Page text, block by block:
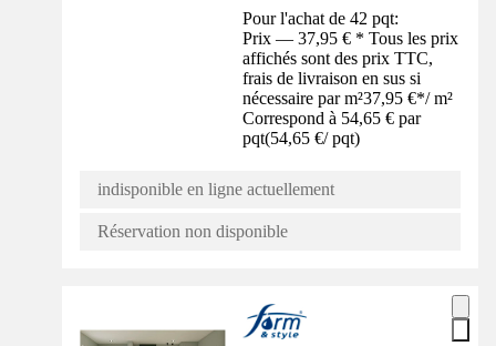
Pour l'achat de 42 pqt:
Prix — 37,95 € * Tous les prix
affichés sont des prix TTC,
frais de livraison en sus si
nécessaire par m²37,95 €*/ m²
Correspond à 54,65 € par
pqt(54,65 €/ pqt)
indisponible en ligne actuellement
Réservation non disponible